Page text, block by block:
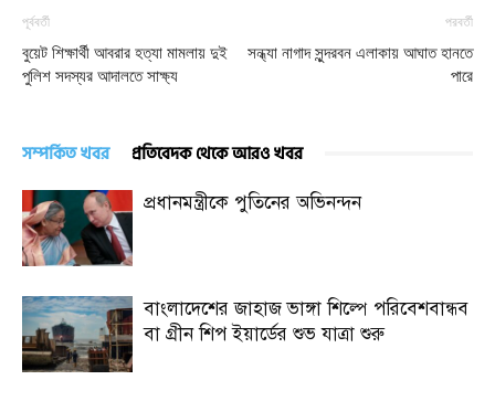
পূর্ববর্তী
বুয়েট শিক্ষার্থী আবরার হত্যা মামলায় দুই
পুলিশ সদস্যর আদালতে সাক্ষ্য
পরবর্তী
সন্ধ্যা নাগাদ সুন্দরবন এলাকায় আঘাত হানতে
পারে
সম্পর্কিত খবর প্রতিবেদক থেকে আরও খবর
প্রধানমন্ত্রীকে পুতিনের অভিনন্দন
বাংলাদেশের জাহাজ ভাঙ্গা শিল্পে পরিবেশবান্ধব
বা গ্রীন শিপ ইয়ার্ডের শুভ যাত্রা শুরু